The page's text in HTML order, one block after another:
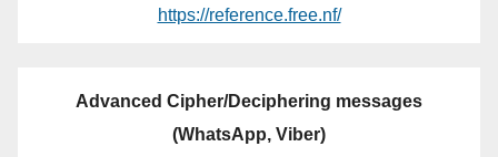
https://reference.free.nf/
Advanced Cipher/Deciphering messages
(WhatsApp, Viber)